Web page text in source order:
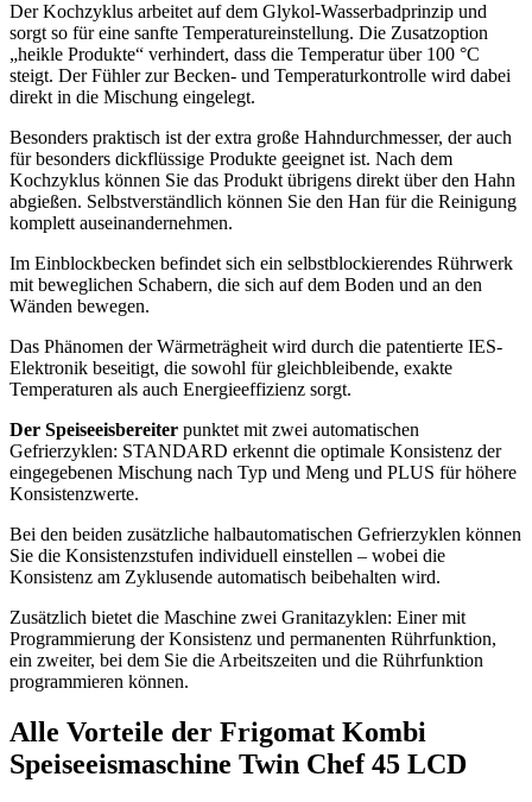
Der Kochzyklus arbeitet auf dem Glykol-Wasserbadprinzip und
sorgt so für eine sanfte Temperatureinstellung. Die Zusatzoption
„heikle Produkte“ verhindert, dass die Temperatur über 100 °C
steigt. Der Fühler zur Becken- und Temperaturkontrolle wird dabei
direkt in die Mischung eingelegt.
Besonders praktisch ist der extra große Hahndurchmesser, der auch
für besonders dickflüssige Produkte geeignet ist. Nach dem
Kochzyklus können Sie das Produkt übrigens direkt über den Hahn
abgießen. Selbstverständlich können Sie den Han für die Reinigung
komplett auseinandernehmen.
Im Einblockbecken befindet sich ein selbstblockierendes Rührwerk
mit beweglichen Schabern, die sich auf dem Boden und an den
Wänden bewegen.
Das Phänomen der Wärmeträgheit wird durch die patentierte IES-
Elektronik beseitigt, die sowohl für gleichbleibende, exakte
Temperaturen als auch Energieeffizienz sorgt.
Der Speiseeisbereiter punktet mit zwei automatischen
Gefrierzyklen: STANDARD erkennt die optimale Konsistenz der
eingegebenen Mischung nach Typ und Meng und PLUS für höhere
Konsistenzwerte.
Bei den beiden zusätzliche halbautomatischen Gefrierzyklen können
Sie die Konsistenzstufen individuell einstellen – wobei die
Konsistenz am Zyklusende automatisch beibehalten wird.
Zusätzlich bietet die Maschine zwei Granitazyklen: Einer mit
Programmierung der Konsistenz und permanenten Rührfunktion,
ein zweiter, bei dem Sie die Arbeitszeiten und die Rührfunktion
programmieren können.
Alle Vorteile der Frigomat Kombi
Speiseeismaschine Twin Chef 45 LCD